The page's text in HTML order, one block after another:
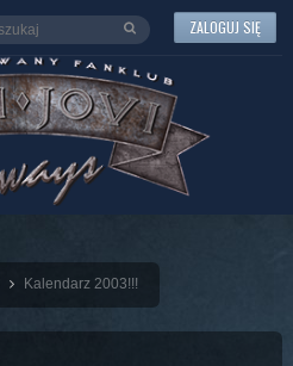
ZALOGUJ SIĘ
Kalendarz 2003!!!